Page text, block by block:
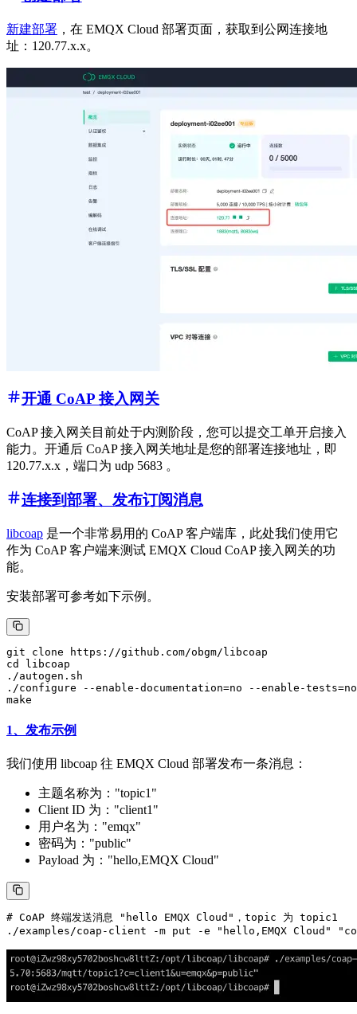
新建部署 ，在 EMQX Cloud 部署页面，获取到公网连接地
址：120.77.x.x。
开通 CoAP 接入网关
CoAP 接入网关目前处于内测阶段，您可以提交工单开启接入
能力。开通后 CoAP 接入网关地址是您的部署连接地址，即
120.77.x.x，端口为 udp 5683 。
连接到部署、发布订阅消息
libcoap 是一个非常易用的 CoAP 客户端库，此处我们使用它
作为 CoAP 客户端来测试 EMQX Cloud CoAP 接入网关的功
能。
安装部署可参考如下示例。
git clone https://github.com/obgm/libcoap
cd libcoap
./autogen.sh
./configure --enable-documentation=no --enable-tests=no
1、发布示例
我们使用 libcoap 往 EMQX Cloud 部署发布一条消息：
主题名称为："topic1"
Client ID 为："client1"
用户名为："emqx"
密码为："public"
Payload 为："hello,EMQX Cloud"
# CoAP 终端发送消息 "hello EMQX Cloud"，topic 为 topic1